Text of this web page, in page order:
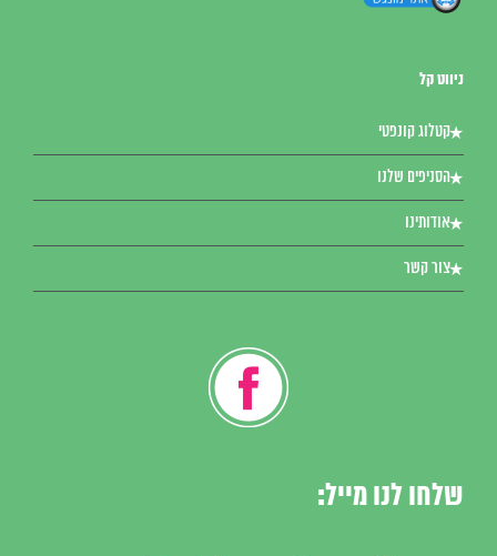
ניווט קל
קטלוג קונפטי
הסניפים שלנו
אודותינו
צור קשר
שלחו לנו מייל: